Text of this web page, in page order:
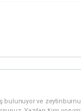
bulunuyor ve